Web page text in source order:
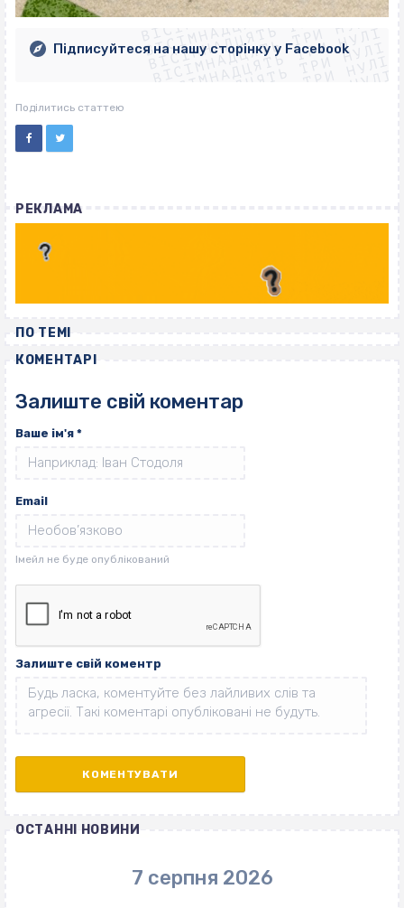
ВІСІМНАДЦЯТЬ ТРИ НУЛІ
ВІСІМНАДЦЯТЬ ТРИ НУЛІ
ВІСІМНАДЦЯТЬ ТРИ НУЛІ
ВІСІМНАДЦЯТЬ ТРИ НУЛІ
ВІСІМНАДЦЯТЬ ТРИ НУЛІ
ВІСІМНАДЦЯТЬ ТРИ НУЛІ
ВІСІМНАДЦЯТЬ ТРИ НУЛІ
Підписуйтеся на нашу сторінку у Facebook
Поділитись статтею
РЕКЛАМА
ПО ТЕМІ
КОМЕНТАРІ
Залиште свій коментар
Ваше ім'я *
Email
Залиште свій коментр
ОСТАННІ НОВИНИ
7 серпня 2026